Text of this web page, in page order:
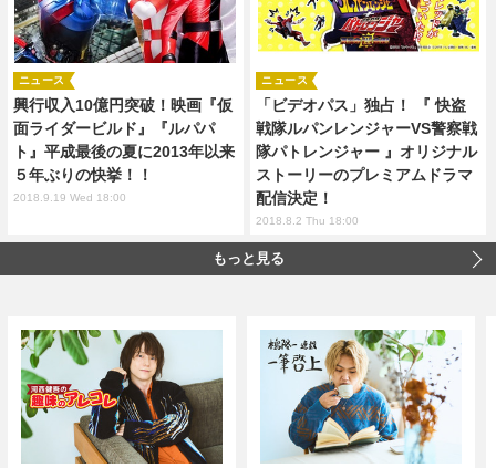
興行収入10億円突破！映画『仮
面ライダービルド』『ルパパ
ト』平成最後の夏に2013年以来
５年ぶりの快挙！！
ニュース
2018.9.19 Wed 18:00
「ビデオパス」独占！ 『 快盗
戦隊ルパンレンジャーVS警察戦
隊パトレンジャー 』オリジナル
ストーリーのプレミアムドラマ
配信決定！
ニュース
2018.8.2 Thu 18:00
もっと見る